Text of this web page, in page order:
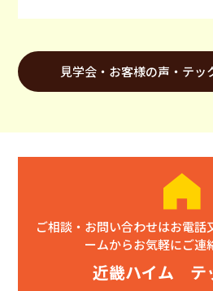
見学会・お客様の声・テッ
ご相談・お問い合わせはお電話
ームからお気軽にご連
近畿ハイム テ